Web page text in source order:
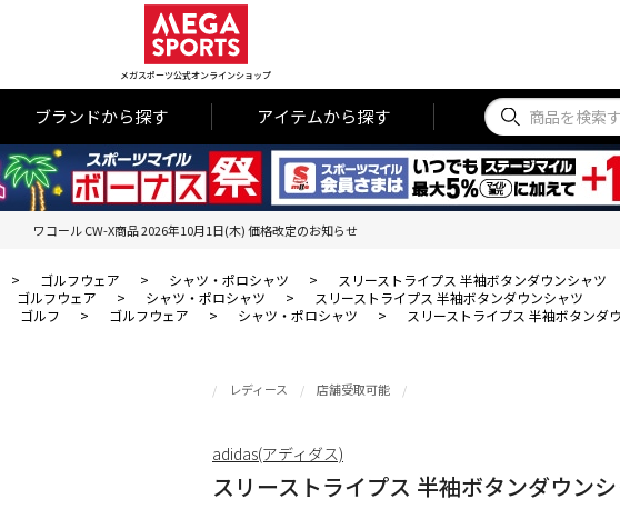
メガスポーツ公式オンラインショップ
ブランドから探す アイテムから探す
ワコール CW-X商品 2026年10月1日(木) 価格改定のお知らせ
> ゴルフウェア > シャツ・ポロシャツ >
スリーストライプス 半袖ボタンダウンシャツ
ゴルフウェア > シャツ・ポロシャツ >
スリーストライプス 半袖ボタンダウンシャツ
ゴルフ > ゴルフウェア > シャツ・ポロシャツ > スリーストライプス 半袖ボタンダ
レディース 店舗受取可能
スリーストライプス 半袖ボタンダウン
adidas(アディダス)